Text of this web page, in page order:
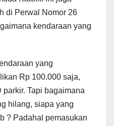
di Perwal Nomor 26
kendaraan yang
yang
Rp 100.000 saja,
Tapi bagaimana
hilang, siapa yang
? Padahal pemasukan